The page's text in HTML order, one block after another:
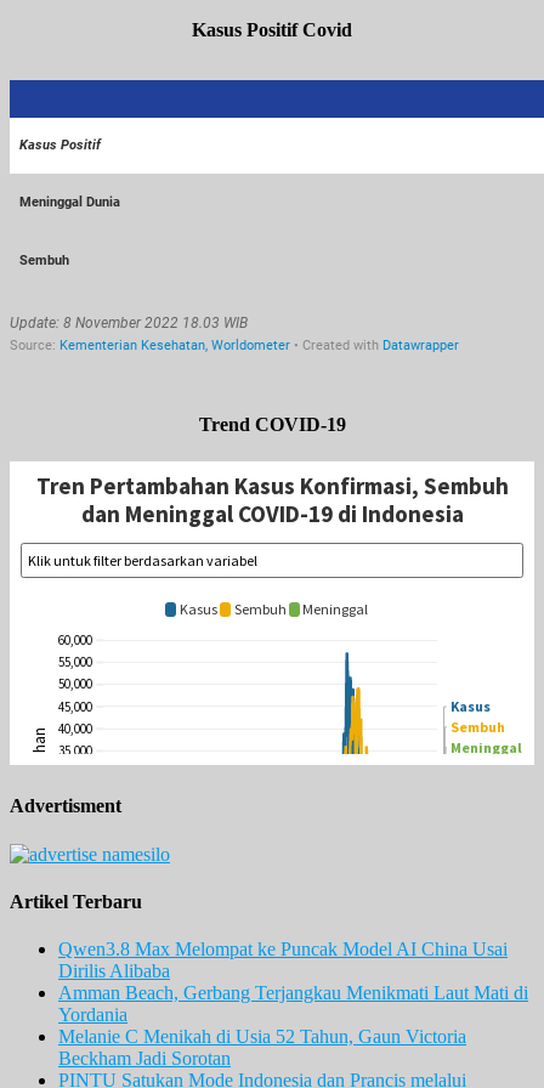
Kasus Positif Covid
Trend COVID-19
Advertisment
Artikel Terbaru
Qwen3.8 Max Melompat ke Puncak Model AI China Usai
Dirilis Alibaba
Amman Beach, Gerbang Terjangkau Menikmati Laut Mati di
Yordania
Melanie C Menikah di Usia 52 Tahun, Gaun Victoria
Beckham Jadi Sorotan
PINTU Satukan Mode Indonesia dan Prancis melalui